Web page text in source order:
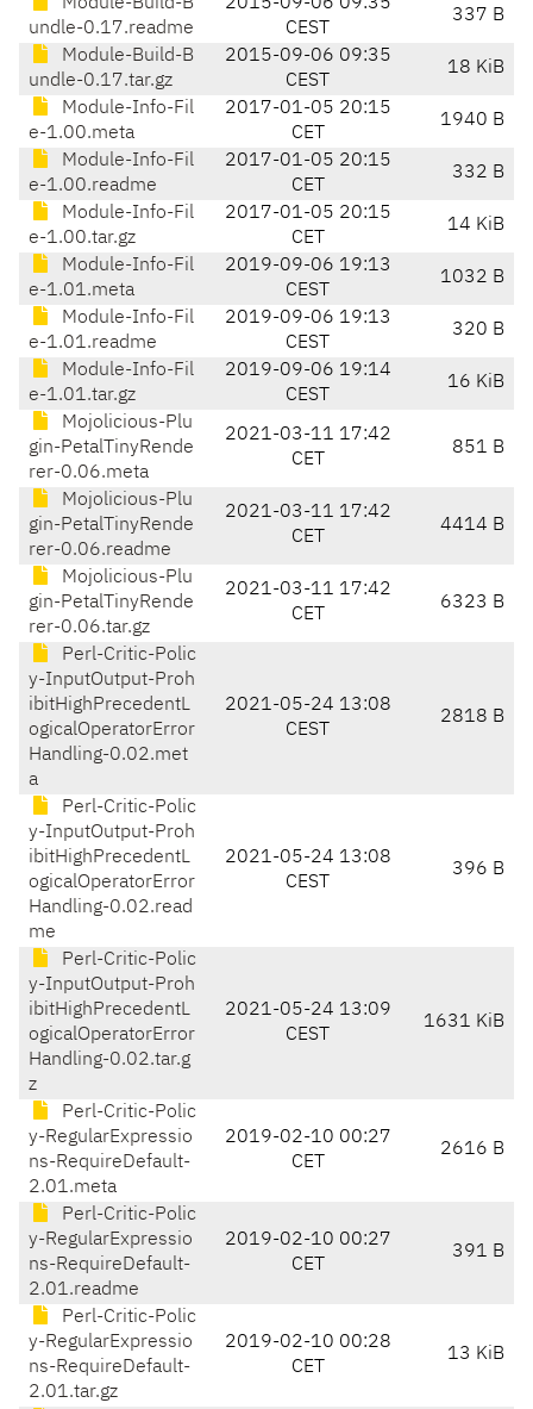
undle-0.17.readme
CEST
337 B
Module-Build-B
undle-0.17.tar.gz
2015-09-06 09:35
CEST
18 KiB
Module-Info-Fil
e-1.00.meta
2017-01-05 20:15
CET
1940 B
Module-Info-Fil
e-1.00.readme
2017-01-05 20:15
CET
332 B
Module-Info-Fil
e-1.00.tar.gz
2017-01-05 20:15
CET
14 KiB
Module-Info-Fil
e-1.01.meta
2019-09-06 19:13
CEST
1032 B
Module-Info-Fil
e-1.01.readme
2019-09-06 19:13
CEST
320 B
Module-Info-Fil
e-1.01.tar.gz
2019-09-06 19:14
CEST
16 KiB
Mojolicious-Plu
gin-PetalTinyRende
rer-0.06.meta
2021-03-11 17:42
CET
851 B
Mojolicious-Plu
gin-PetalTinyRende
rer-0.06.readme
2021-03-11 17:42
CET
4414 B
Mojolicious-Plu
gin-PetalTinyRende
rer-0.06.tar.gz
2021-03-11 17:42
CET
6323 B
Perl-Critic-Polic
y-InputOutput-Proh
ibitHighPrecedentL
ogicalOperatorError
Handling-0.02.met
a
2021-05-24 13:08
CEST
2818 B
Perl-Critic-Polic
y-InputOutput-Proh
ibitHighPrecedentL
ogicalOperatorError
Handling-0.02.read
me
2021-05-24 13:08
CEST
396 B
Perl-Critic-Polic
y-InputOutput-Proh
ibitHighPrecedentL
ogicalOperatorError
Handling-0.02.tar.g
z
2021-05-24 13:09
CEST
1631 KiB
Perl-Critic-Polic
y-RegularExpressio
ns-RequireDefault-
2.01.meta
2019-02-10 00:27
CET
2616 B
Perl-Critic-Polic
y-RegularExpressio
ns-RequireDefault-
2.01.readme
2019-02-10 00:27
CET
391 B
Perl-Critic-Polic
y-RegularExpressio
ns-RequireDefault-
2.01.tar.gz
2019-02-10 00:28
CET
13 KiB